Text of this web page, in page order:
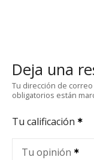
Deja una
Tu dirección de
obligatorios están
Tu calificación
Tu opinión